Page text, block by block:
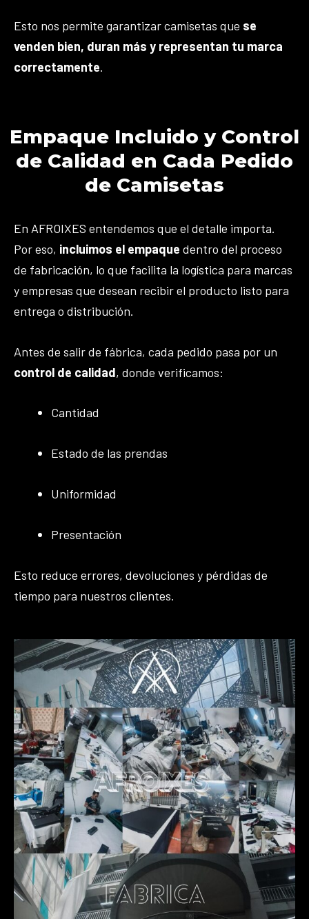
Esto nos permite garantizar camisetas que se
venden bien, duran más y representan tu marca
correctamente.
Empaque Incluido y Control
de Calidad en Cada Pedido
de Camisetas
En AFROIXES entendemos que el detalle importa.
Por eso, incluimos el empaque dentro del proceso
de fabricación, lo que facilita la logística para marcas
y empresas que desean recibir el producto listo para
entrega o distribución.
Antes de salir de fábrica, cada pedido pasa por un
control de calidad, donde verificamos:
Cantidad
Estado de las prendas
Uniformidad
Presentación
Esto reduce errores, devoluciones y pérdidas de
tiempo para nuestros clientes.